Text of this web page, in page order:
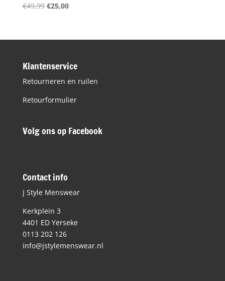
€49,99 Oorspronkelijke
€49,99.
€25,00Huidige
€25,00.
Klantenservice
Retourneren en ruilen
Retourformulier
Volg ons op Facebook
Contact info
J Style Menswear
Kerkplein 3
4401 ED Yerseke
0113 202 126
info@jstylemenswear.nl